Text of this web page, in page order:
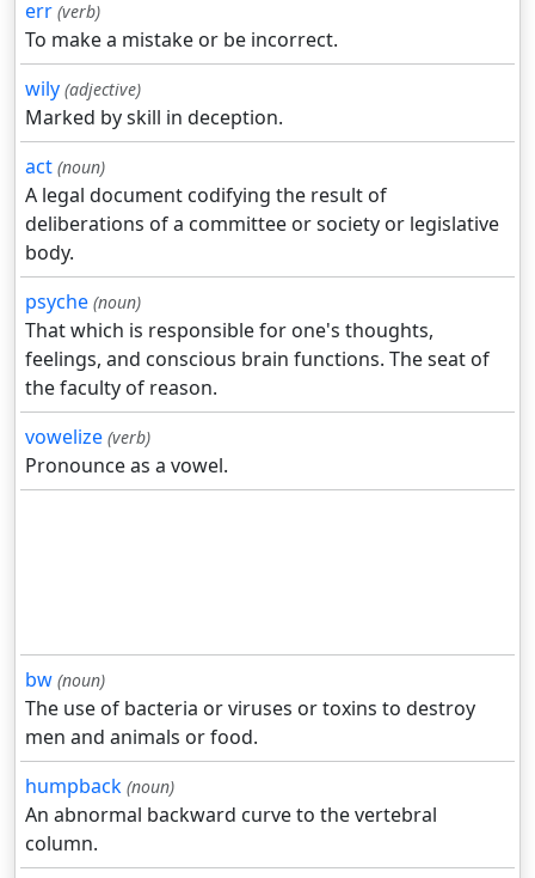
err (verb)
To make a mistake or be incorrect.
wily (adjective)
Marked by skill in deception.
act (noun)
A legal document codifying the result of
deliberations of a committee or society or legislative
body.
psyche (noun)
That which is responsible for one's thoughts,
feelings, and conscious brain functions. The seat of
the faculty of reason.
vowelize (verb)
Pronounce as a vowel.
bw (noun)
The use of bacteria or viruses or toxins to destroy
men and animals or food.
humpback (noun)
An abnormal backward curve to the vertebral
column.